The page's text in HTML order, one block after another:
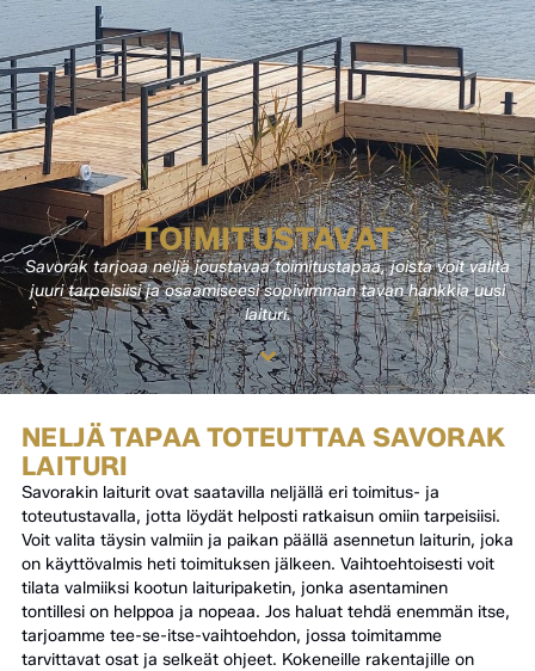
TOIMITUSTAVAT
Savorak tarjoaa neljä joustavaa toimitustapaa, joista voit valita
juuri tarpeisiisi ja osaamiseesi sopivimman tavan hankkia uusi
laituri.
NELJÄ TAPAA TOTEUTTAA SAVORAK
LAITURI
Savorakin laiturit ovat saatavilla neljällä eri toimitus- ja
toteutustavalla, jotta löydät helposti ratkaisun omiin tarpeisiisi.
Voit valita täysin valmiin ja paikan päällä asennetun laiturin, joka
on käyttövalmis heti toimituksen jälkeen. Vaihtoehtoisesti voit
tilata valmiiksi kootun laituripaketin, jonka asentaminen
tontillesi on helppoa ja nopeaa. Jos haluat tehdä enemmän itse,
tarjoamme tee-se-itse-vaihtoehdon, jossa toimitamme
tarvittavat osat ja selkeät ohjeet. Kokeneille rakentajille on